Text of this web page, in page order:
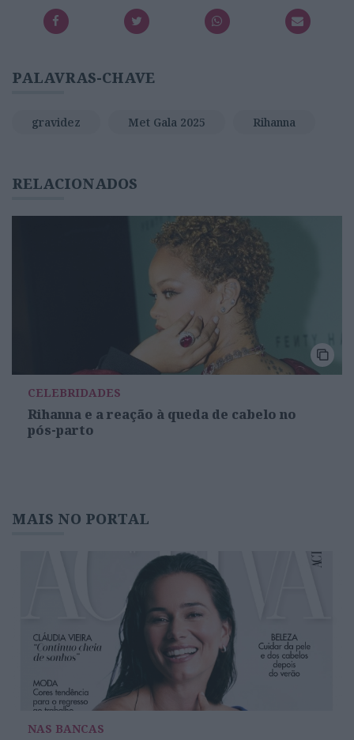
PALAVRAS-CHAVE
gravidez Met Gala 2025 Rihanna
RELACIONADOS
CELEBRIDADES
Rihanna e a reação à queda de cabelo no
pós-parto
MAIS NO PORTAL
NAS BANCAS